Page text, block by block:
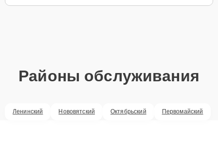
Районы обслуживания
Ленинский Нововятский Октябрьский Первомайский